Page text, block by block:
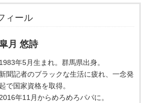
ィール
月 悠詩
1983年5月生まれ。群馬県出身。
新聞記者のブラックな生活に疲れ、一念発
起で国家資格を取得。
年11月からめろめろパパに。